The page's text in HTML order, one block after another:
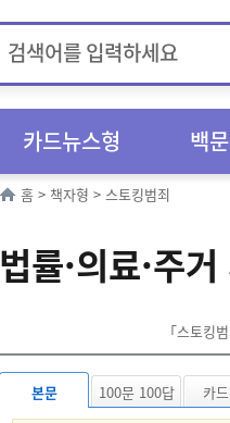
카드뉴스형 백
홈 > 책자형 > 스토킹범죄
법률·의료·주
「스토킹
본문 100문 100답 카